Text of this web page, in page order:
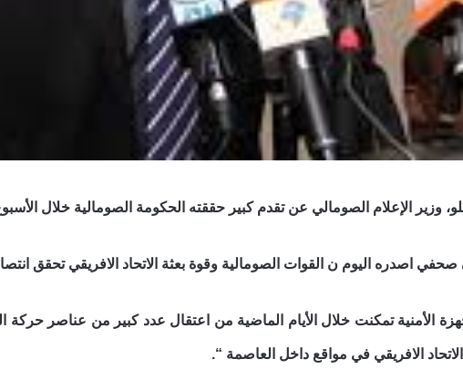
الإعلام الصومالي عن تقدم كبير حققته الحكومة الصومالية خلال الأسبوع
صحفي اصدره اليوم ن القوات الصومالية وقوة بعثة الاتحاد الافريقي تحقق
الأمنية تمكنت خلال الأيام الماضية من اعتقال عدد كبير من عناصر حركة
الافريقي في مواقع داخل العاصمة “.